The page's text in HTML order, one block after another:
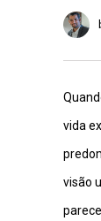
vida
visão